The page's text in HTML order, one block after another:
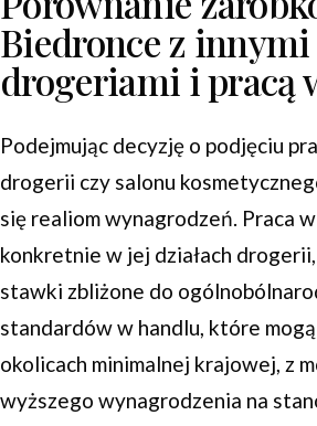
Biedronce z innymi
drogeriami i pracą
Podejmując decyzję o podjęciu
drogerii czy salonu
się realiom wynagrodzeń. Praca
konkretnie w jej działach
stawki zbliżone do
standardów w handlu, które
okolicach minimalnej krajowej, z
wyższego wynagrodzenia na